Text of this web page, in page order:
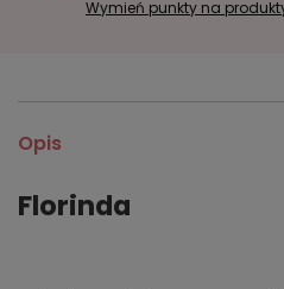
Wymień punkty na
Opis
Florinda